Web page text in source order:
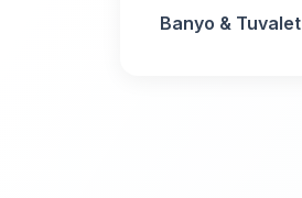
Banyo & Tuvalet